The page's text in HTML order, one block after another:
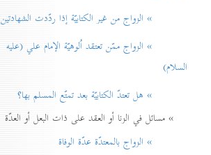
» الزواج من غير الكتابيّة إذا ردّدت الشهادتين
» الزواج ممّن تعتقد اُلوهيّة الإمام علي (عليه
السلام)
» هل تعتدّ الكتابيّة بعد تمتّع المسلم بها؟
» مسائل في الزنا أو العقد على ذات البعل أو العدّة
» الزواج بالمعتدّة عدّة الوفاة